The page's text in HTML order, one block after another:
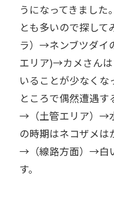
うになってきました
とも多いので探し
ラ）→ネンブツダイ
エリア)→カメさん
いることが少なくな
ところで偶然遭遇す
→（土管エリア）→
の時期はネコザメは
→（線路方面）→白
す。